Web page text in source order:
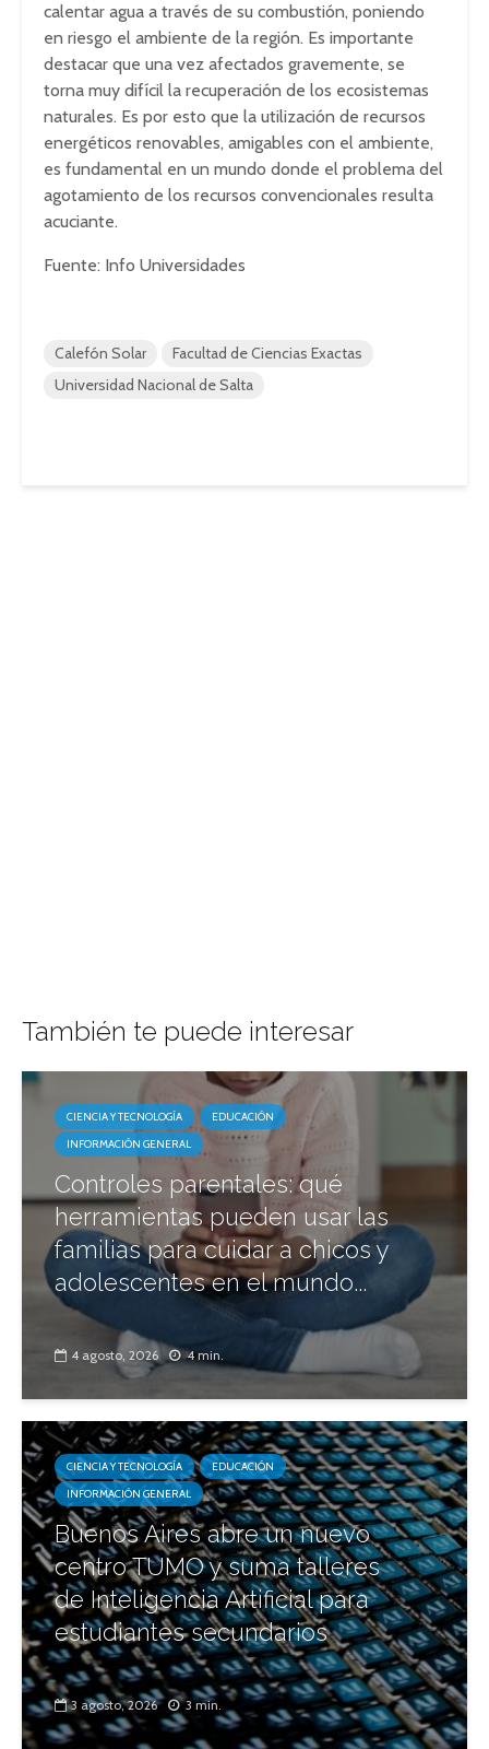
calentar agua a través de su combustión, poniendo
en riesgo el ambiente de la región. Es importante
destacar que una vez afectados gravemente, se
torna muy difícil la recuperación de los ecosistemas
naturales. Es por esto que la utilización de recursos
energéticos renovables, amigables con el ambiente,
es fundamental en un mundo donde el problema del
agotamiento de los recursos convencionales resulta
acuciante.
Fuente: Info Universidades
Calefón Solar
Facultad de Ciencias Exactas
Universidad Nacional de Salta
También te puede interesar
CIENCIA Y TECNOLOGÍA
EDUCACIÓN
INFORMACIÓN GENERAL
Controles parentales: qué
herramientas pueden usar las
familias para cuidar a chicos y
adolescentes en el mundo...
4 agosto, 2026 4 min.
CIENCIA Y TECNOLOGÍA
EDUCACIÓN
INFORMACIÓN GENERAL
Buenos Aires abre un nuevo
centro TUMO y suma talleres
de Inteligencia Artificial para
estudiantes secundarios
3 agosto, 2026 3 min.